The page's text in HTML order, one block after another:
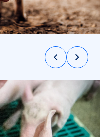
PreviousNext